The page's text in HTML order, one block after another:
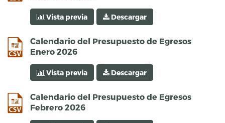
Vista previa Descargar
Calendario del Presupuesto de Egresos
Enero 2026
csv
Vista previa Descargar
Calendario del Presupuesto de Egresos
Febrero 2026
csv